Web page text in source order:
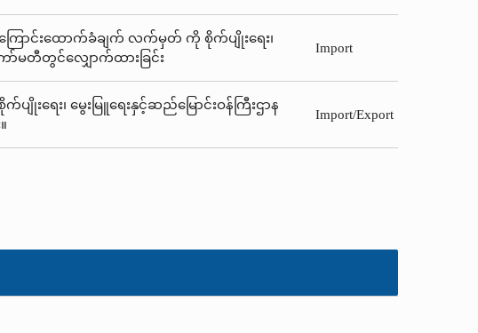
ြောင်းထောက်ခံချက် လက်မှတ် ကို စိုက်ပျိုးရေး၊
ော်မတီတွင်လျှောက်ထားခြင်း
Import
းရေး၊ မွေးမြူရေးနှင့်ဆည်မြောင်းဝန်ကြီးဌာန
Import/Export